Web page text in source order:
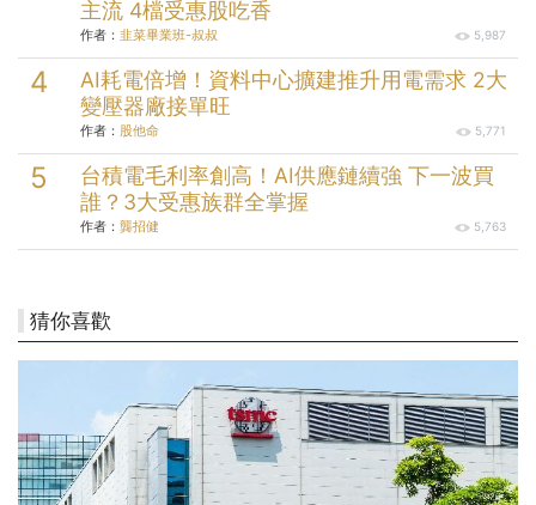
主流 4檔受惠股吃香
作者： 韭菜畢業班-叔叔 5,987
AI耗電倍增！資料中心擴建推升用電需求 2大
變壓器廠接單旺
作者： 股他命 5,771
台積電毛利率創高！AI供應鏈續強 下一波買
誰？3大受惠族群全掌握
作者： 龔招健 5,763
猜你喜歡